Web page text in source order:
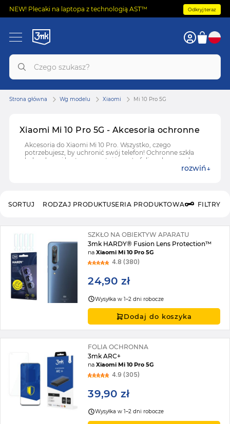
NEW! Plecaki na laptopa z technologią AST™ Odkryj teraz
Xiaomi Mi 10 Pro 5G - Akcesoria ochronne
Akcesoria do Xiaomi Mi 10 Pro. Wszystko, czego
potrzebujesz, by uchronić swój telefon! Ochronne szkła
hybrydowe i hartowane, etui i case'y, folie ochronne do
rozwiń
Strona główna Wg modelu Xiaomi Mi 10 Pro 5G
RODZAJ PRODUKTUSERIA PRODUKTOWA FILTRY
SORTUJ
SZKŁO NA OBIEKTYW APARATU
3mk HARDY® Fusion Lens Protection™
naXiaomi Mi 10 Pro 5G
4.8 (380)
24,90 zł
Wysyłka w 1–2 dni robocze
Dodaj do koszyka
FOLIA OCHRONNA
3mk ARC+
naXiaomi Mi 10 Pro 5G
4.9 (305)
39,90 zł
Wysyłka w 1–2 dni robocze